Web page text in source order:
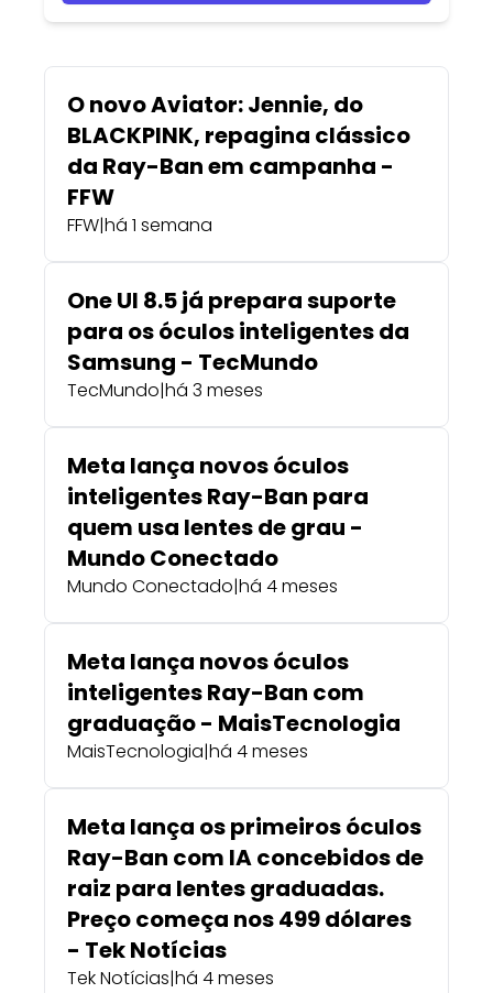
O novo Aviator: Jennie, do
BLACKPINK, repagina clássico
da Ray-Ban em campanha -
FFW
FFW|há 1 semana
One UI 8.5 já prepara suporte
para os óculos inteligentes da
Samsung - TecMundo
TecMundo|há 3 meses
Meta lança novos óculos
inteligentes Ray-Ban para
quem usa lentes de grau -
Mundo Conectado
Mundo Conectado|há 4 meses
Meta lança novos óculos
inteligentes Ray-Ban com
graduação - MaisTecnologia
MaisTecnologia|há 4 meses
Meta lança os primeiros óculos
Ray-Ban com IA concebidos de
raiz para lentes graduadas.
Preço começa nos 499 dólares
- Tek Notícias
Tek Notícias|há 4 meses